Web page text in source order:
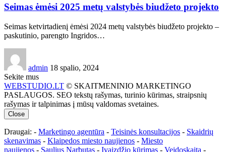
Seimas ėmėsi 2025 metų valstybės biudžeto projekto
Seimas ketvirtadienį ėmėsi 2024 metų valstybės biudžeto projekto –
paskutinio, parengto Ingridos…
admin 18 spalio, 2024
Sekite mus
WEBSTUDIO.LT © SKAITMENINIO MARKETINGO
PASLAUGOS. SEO tekstų rašymas, turinio kūrimas, straipsnių
rašymas ir talpinimas į mūsų valdomas svetaines.
Close
Draugai: - Marketingo agentūra - Teisinės konsultacijos - Skaidrių
skenavimas - Klaipedos miesto naujienos - Miesto
naujienos - Saulius Narbutas - Įvaizdžio kūrimas - Veidoskaita -